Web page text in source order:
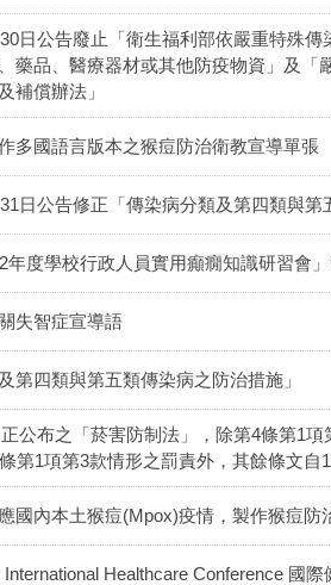
日公告廢止「衛生福利部依嚴重特殊
藥品、醫療器材或其他防疫物資」及「
補償辦法」
多國語言版本之猴痘防治衛教宣導單張
日公告修正「傳染病分類及第四類與第
年度學校行政人員實用癲癇知識研習會
失智症宣導語
第四類與第五類傳染病之防治措施」
公布之「菸害防制法」，除第4條第1
第1項第3款情形之罰責外，其餘條文自
國內本土猴痘(Mpox)疫情，製作猴痘防
Healthcare Conference 國